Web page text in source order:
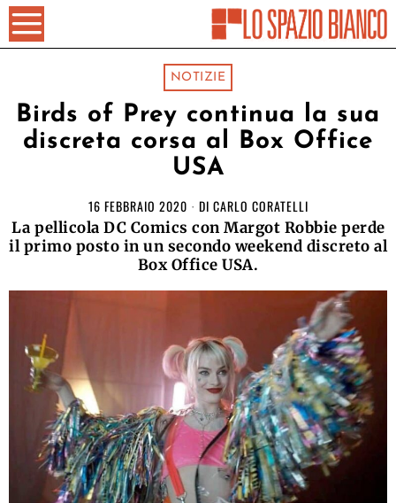
NOTIZIE
Birds of Prey continua la sua
discreta corsa al Box Office
USA
16 FEBBRAIO 2020 DI CARLO CORATELLI
La pellicola DC Comics con Margot Robbie perde
il primo posto in un secondo weekend discreto al
Box Office USA.